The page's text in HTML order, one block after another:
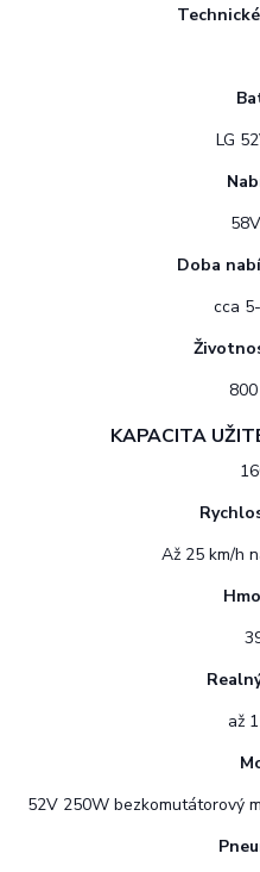
LG
Doba
cca
KAPACITA
Až 25 km/h
až
52V 250W bezkomutátorový